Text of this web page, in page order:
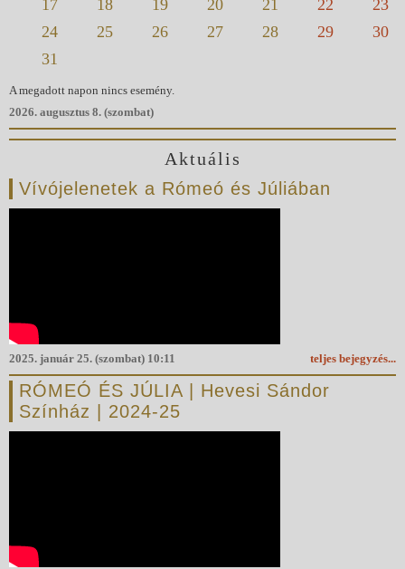
17
18 19 20 21 22
23
24
25 26 27 28 29
30
31
A megadott napon nincs esemény.
2026. augusztus 8. (szombat)
Aktuális
Vívójelenetek a Rómeó és Júliában
teljes bejegyzés...
2025. január 25. (szombat) 10:11
RÓMEÓ ÉS JÚLIA | Hevesi Sándor
Színház | 2024-25